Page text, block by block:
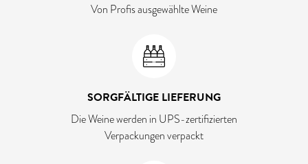
Von Profis ausgewählte Weine
SORGFÄLTIGE LIEFERUNG
Die Weine werden in UPS-zertifizierten
Verpackungen verpackt